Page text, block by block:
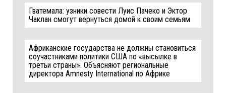
Гватемала: узники совести Луис Пачеко и Эктор
Чаклан смогут вернуться домой к своим семьям
Африканские государства не должны становиться
соучастниками политики США по «высылке в
третьи страны». Объясняют региональные
директора Amnesty International по Африке